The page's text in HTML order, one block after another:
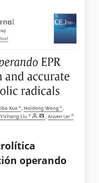
operando